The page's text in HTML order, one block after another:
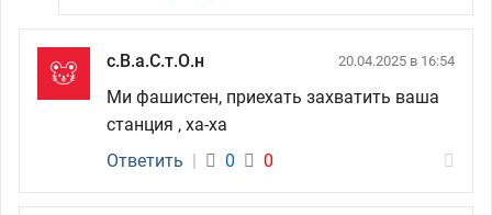
с.В.а.С.т.О.н 20.04.2025 в 16:54
Ми фашистен, приехать захватить ваша
станция , ха-ха
Ответить | 0 0